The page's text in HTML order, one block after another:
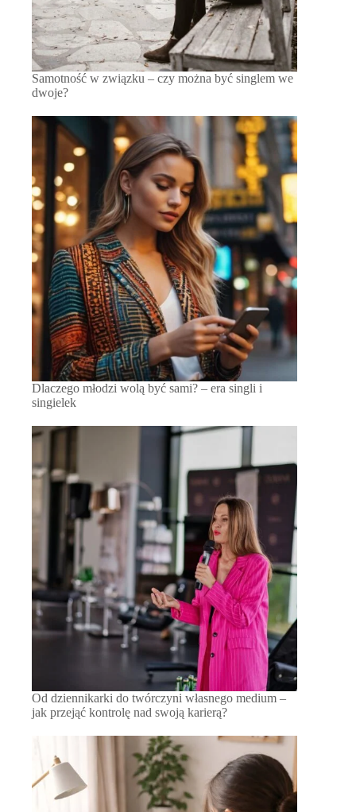
Samotność w związku – czy można być singlem we
dwoje?
Dlaczego młodzi wolą być sami? – era singli i
singielek
Od dziennikarki do twórczyni własnego medium –
jak przejąć kontrolę nad swoją karierą?